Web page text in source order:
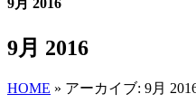
9月 2016
9月 2016
HOME » アーカイブ: 9月